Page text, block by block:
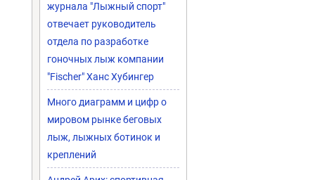
журнала "Лыжный спорт"
отвечает руководитель
отдела по разработке
гоночных лыж компании
"Fischer" Ханс Хубингер
Много диаграмм и цифр о
мировом рынке беговых
лыж, лыжных ботинок и
креплений